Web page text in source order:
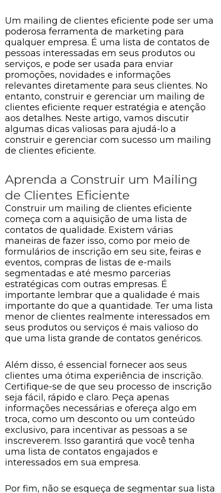
Um mailing de clientes eficiente pode ser uma
poderosa ferramenta de marketing para
qualquer empresa. É uma lista de contatos de
pessoas interessadas em seus produtos ou
serviços, e pode ser usada para enviar
promoções, novidades e informações
relevantes diretamente para seus clientes. No
entanto, construir e gerenciar um mailing de
clientes eficiente requer estratégia e atenção
aos detalhes. Neste artigo, vamos discutir
algumas dicas valiosas para ajudá-lo a
construir e gerenciar com sucesso um mailing
de clientes eficiente.
Aprenda a Construir um Mailing
de Clientes Eficiente
Construir um mailing de clientes eficiente
começa com a aquisição de uma lista de
contatos de qualidade. Existem várias
maneiras de fazer isso, como por meio de
formulários de inscrição em seu site, feiras e
eventos, compras de listas de e-mails
segmentadas e até mesmo parcerias
estratégicas com outras empresas. É
importante lembrar que a qualidade é mais
importante do que a quantidade. Ter uma lista
menor de clientes realmente interessados em
seus produtos ou serviços é mais valioso do
que uma lista grande de contatos genéricos.
Além disso, é essencial fornecer aos seus
clientes uma ótima experiência de inscrição.
Certifique-se de que seu processo de inscrição
seja fácil, rápido e claro. Peça apenas
informações necessárias e ofereça algo em
troca, como um desconto ou um conteúdo
exclusivo, para incentivar as pessoas a se
inscreverem. Isso garantirá que você tenha
uma lista de contatos engajados e
interessados em sua empresa.
Por fim, não se esqueça de segmentar sua lista